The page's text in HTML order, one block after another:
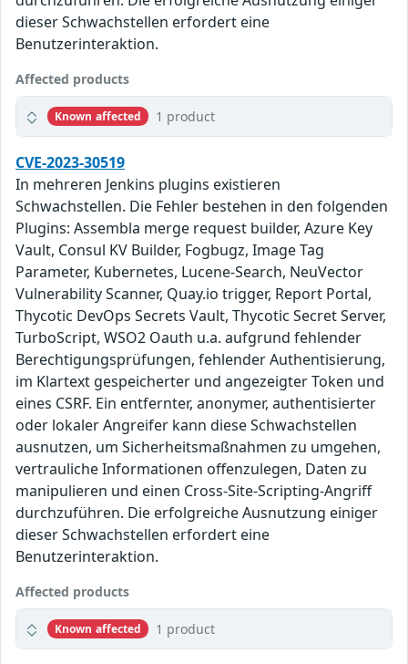
dieser Schwachstellen erfordert eine
Benutzerinteraktion.
Affected products
Known affected 1 product
CVE-2023-30519
In mehreren Jenkins plugins existieren
Schwachstellen. Die Fehler bestehen in den folgenden
Plugins: Assembla merge request builder, Azure Key
Vault, Consul KV Builder, Fogbugz, Image Tag
Parameter, Kubernetes, Lucene-Search, NeuVector
Vulnerability Scanner, Quay.io trigger, Report Portal,
Thycotic DevOps Secrets Vault, Thycotic Secret Server,
TurboScript, WSO2 Oauth u.a. aufgrund fehlender
Berechtigungsprüfungen, fehlender Authentisierung,
im Klartext gespeicherter und angezeigter Token und
eines CSRF. Ein entfernter, anonymer, authentisierter
oder lokaler Angreifer kann diese Schwachstellen
ausnutzen, um Sicherheitsmaßnahmen zu umgehen,
vertrauliche Informationen offenzulegen, Daten zu
manipulieren und einen Cross-Site-Scripting-Angriff
durchzuführen. Die erfolgreiche Ausnutzung einiger
dieser Schwachstellen erfordert eine
Benutzerinteraktion.
Affected products
Known affected 1 product